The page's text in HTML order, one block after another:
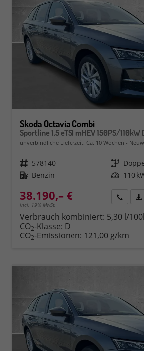
Skoda Octavia Combi
Sportline 1.5 eTSI mHEV 150PS/110kW
unverbindliche Lieferzeit: Ca. 10 Wochen
Fahrzeugnr. 578140 Getriebe
Kraftstoff Benzin Leistung 110
38.190,– €
incl. 19% MwSt.
Rückruf
Verbrauch kombiniert: 5,30 l/
CO2-Klasse: D
CO2-Emissionen: 121,00 g/km